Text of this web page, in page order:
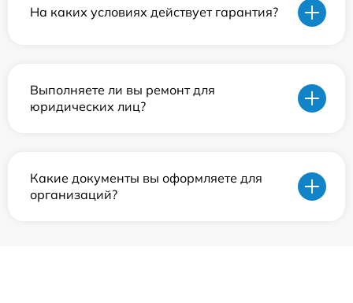
На каких условиях действует гарантия?
Выполняете ли вы ремонт для
юридических лиц?
Какие документы вы оформляете для
организаций?